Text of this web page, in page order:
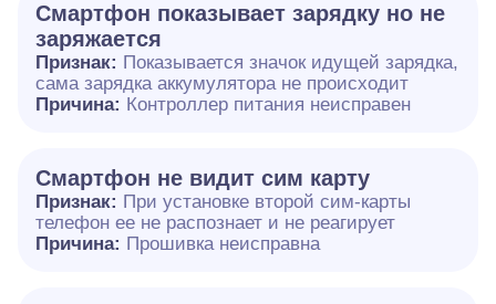
Смартфон показывает зарядку но не
заряжается
Признак: Показывается значок идущей зарядка,
сама зарядка аккумулятора не происходит
Причина: Контроллер питания неисправен
Смартфон не видит сим карту
Признак: При установке второй сим-карты
телефон ее не распознает и не реагирует
Причина: Прошивка неисправна